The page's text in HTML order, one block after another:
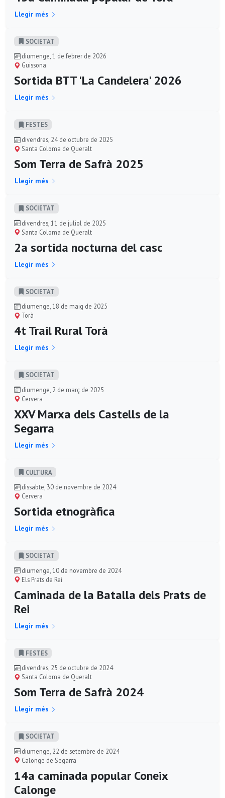
Llegir més
SOCIETAT
diumenge, 1 de febrer de 2026
Guissona
Sortida BTT 'La Candelera' 2026
Llegir més
FESTES
divendres, 24 de octubre de 2025
Santa Coloma de Queralt
Som Terra de Safrà 2025
Llegir més
SOCIETAT
divendres, 11 de juliol de 2025
Santa Coloma de Queralt
2a sortida nocturna del casc
Llegir més
SOCIETAT
diumenge, 18 de maig de 2025
Torà
4t Trail Rural Torà
Llegir més
SOCIETAT
diumenge, 2 de març de 2025
Cervera
XXV Marxa dels Castells de la
Segarra
Llegir més
CULTURA
dissabte, 30 de novembre de 2024
Cervera
Sortida etnogràfica
Llegir més
SOCIETAT
diumenge, 10 de novembre de 2024
Els Prats de Rei
Caminada de la Batalla dels Prats de
Rei
Llegir més
FESTES
divendres, 25 de octubre de 2024
Santa Coloma de Queralt
Som Terra de Safrà 2024
Llegir més
SOCIETAT
diumenge, 22 de setembre de 2024
Calonge de Segarra
14a caminada popular Coneix
Calonge